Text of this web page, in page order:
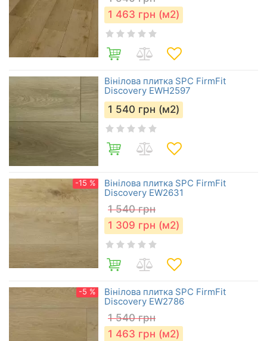
1 463 грн (м2)
Вінілова плитка SPC FirmFit
Discovery EWH2597
1 540 грн (м2)
-15 %
Вінілова плитка SPC FirmFit
Discovery EW2631
1 540 грн
1 309 грн (м2)
-5 %
Вінілова плитка SPC FirmFit
Discovery EW2786
1 540 грн
1 463 грн (м2)